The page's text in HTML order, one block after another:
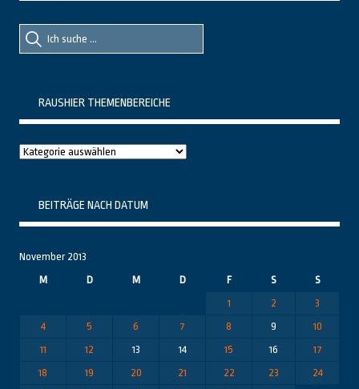
Suche
nach::
Suche
nach:
RAUSHIER THEMENBEREICHE
Raushier
BEITRÄGE NACH DATUM
November 2013
M
D M D F S
S
1
2
3
4
5 6 7 8 9
10
11
12 13 14 15 16
17
18
19 20 21 22 23
24